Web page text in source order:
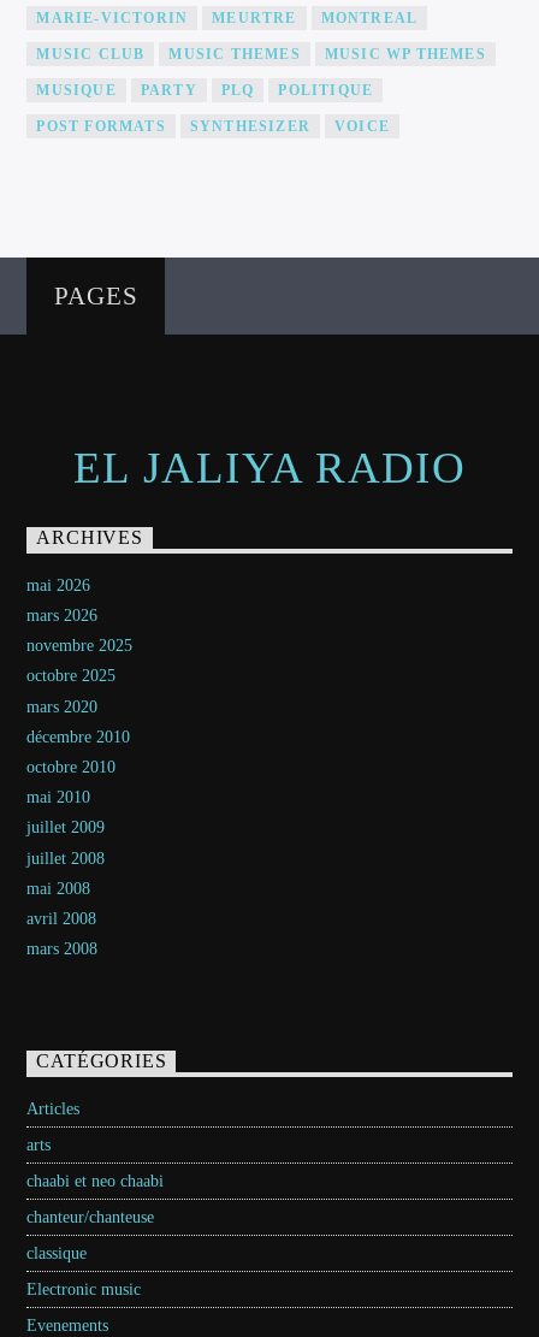
MARIE-VICTORIN MEURTRE MONTREAL
MUSIC CLUB MUSIC THEMES MUSIC WP THEMES
MUSIQUE PARTY PLQ POLITIQUE
POST FORMATS SYNTHESIZER VOICE
PAGES
EL JALIYA RADIO
ARCHIVES
mai 2026
mars 2026
novembre 2025
octobre 2025
mars 2020
décembre 2010
octobre 2010
mai 2010
juillet 2009
juillet 2008
mai 2008
avril 2008
mars 2008
CATÉGORIES
Articles
arts
chaabi et neo chaabi
chanteur/chanteuse
classique
Electronic music
Evenements